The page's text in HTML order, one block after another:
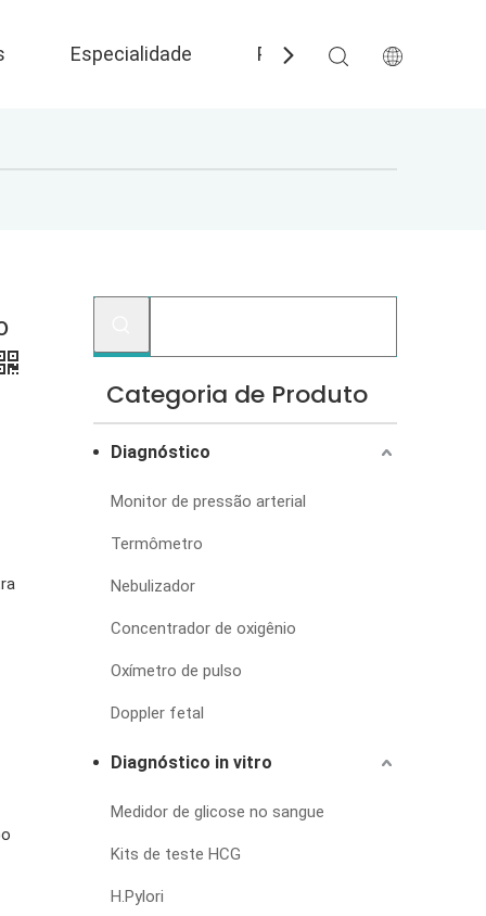
Especialidade Perguntas frequentes
Categoria de Produto
Diagnóstico
Monitor de pressão arterial
Termômetro
Nebulizador
Concentrador de oxigênio
Oxímetro de pulso
Doppler fetal
Diagnóstico in vitro
Medidor de glicose no sangue
Kits de teste HCG
H.Pylori